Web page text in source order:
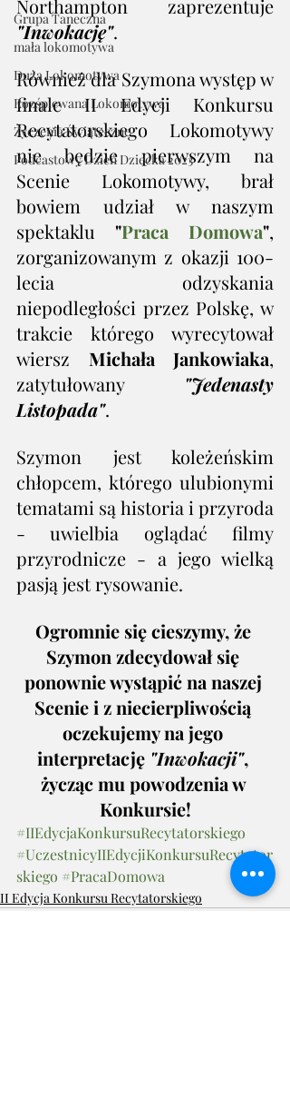
Grupa Taneczna
mała lokomotywa
Duża Lokomotywa
Rozśpiewana Lokomotywa
Życzenia Świąteczne
Podcastowy Dzień Dziecka 2023
"Inwokację".
Również dla Szymona występ w
finale II Edycji Konkursu
Recytatorskiego Lokomotywy
nie będzie pierwszym na
Scenie Lokomotywy, brał
bowiem udział w naszym
spektaklu "Praca Domowa",
zorganizowanym z okazji 100-
lecia odzyskania
niepodległości przez Polskę, w
trakcie którego wyrecytował
wiersz Michała Jankowiaka,
zatytułowany
"Jedenasty
Listopada".
Szymon jest koleżeńskim
chłopcem, którego ulubionymi
tematami są historia i przyroda
- uwielbia oglądać filmy
przyrodnicze - a jego wielką
pasją jest rysowanie.
Ogromnie się cieszymy, że
Szymon zdecydował się
ponownie wystąpić na naszej
Scenie i z niecierpliwością
oczekujemy na jego
interpretację "Inwokacji",
życząc mu powodzenia w
Konkursie!
#IIEdycjaKonkursuRecytatorskiego
#UczestnicyIIEdycjiKonkursuRecytator
skiego #PracaDomowa
II Edycja Konkursu Recytatorskiego